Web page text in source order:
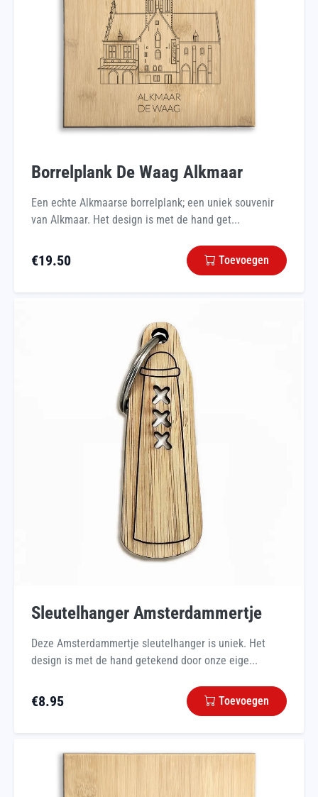
Borrelplank De Waag Alkmaar
Een echte Alkmaarse borrelplank; een uniek souvenir
van Alkmaar. Het design is met de hand get...
€19.50 Toevoegen
Sleutelhanger Amsterdammertje
Deze Amsterdammertje sleutelhanger is uniek. Het
design is met de hand getekend door onze eige...
€8.95 Toevoegen